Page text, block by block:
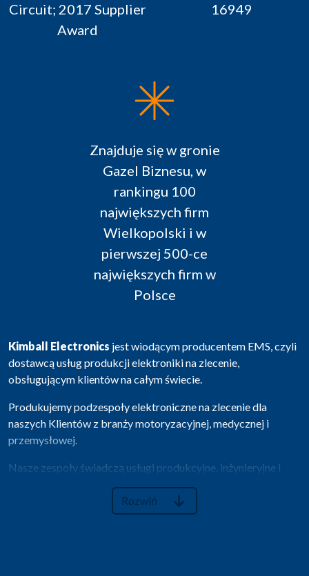
Circuit; 2017 Supplier
Award
16949
Znajduje się w gronie
Gazel Biznesu, w
rankingu 100
największych firm
Wielkopolski i w
pierwszej 500-ce
największych firm w
Polsce
Kimball Electronics jest wiodącym producentem EMS, czyli
dostawcą usług produkcji elektroniki na zlecenie,
obsługującym klientów na całym świecie.
Produkujemy podzespoły elektroniczne na zlecenie dla
naszych Klientów z branży motoryzacyjnej, medycznej i
przemysłowej.
Nasze zespoły świadczą usługi produkcyjne, inżynieryjne i
związane z łańcuchem dostaw, usługi projektowe i testowe, a
także procesy wsparcia dla klientów z całego świata.
Rozwiń